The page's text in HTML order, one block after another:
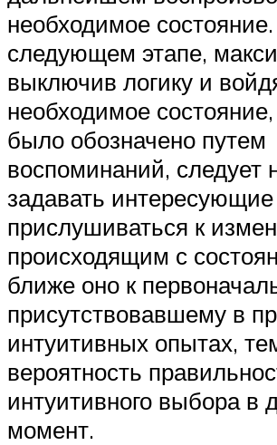
необходимое
следующем этапе,
выключив логику и
необходимое состояние,
было обозначено путем
воспоминаний, следует
задавать
прислушиваться к
происходящим с
ближе оно к
присутствовавшему в
интуитивных опытах,
вероятность
интуитивного выбора в
момент.